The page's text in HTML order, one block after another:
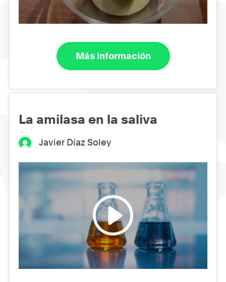
Más información
La amilasa en la saliva
Javier Díaz Soley